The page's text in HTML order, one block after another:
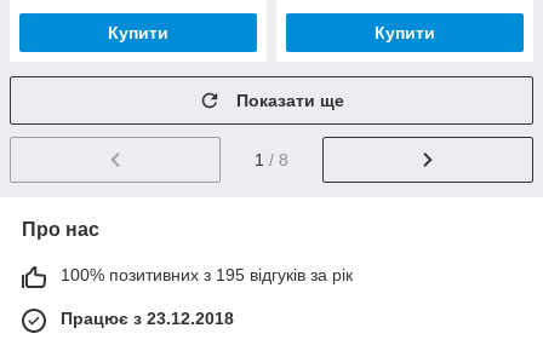
Купити Купити
Показати ще
1 / 8
Про нас
100% позитивних з 195 відгуків за рік
Працює з 23.12.2018